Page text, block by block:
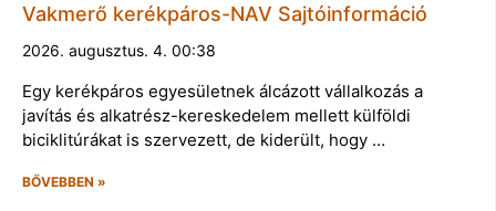
Vakmerő kerékpáros-NAV Sajtóinformáció
2026. augusztus. 4. 00:38
Egy kerékpáros egyesületnek álcázott vállalkozás a
javítás és alkatrész-kereskedelem mellett külföldi
biciklitúrákat is szervezett, de kiderült, hogy …
BŐVEBBEN »